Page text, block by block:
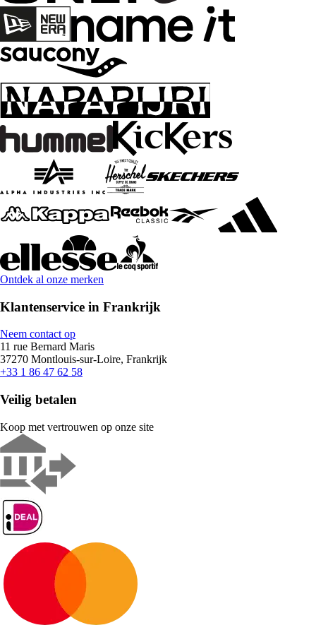
Ontdek al onze merken
Klantenservice in Frankrijk
Neem contact op
11 rue Bernard Maris
37270 Montlouis-sur-Loire, Frankrijk
+33 1 86 47 62 58
Veilig betalen
Koop met vertrouwen op onze site